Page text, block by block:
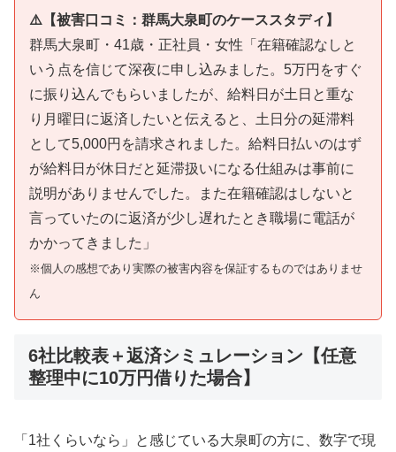
⚠️【被害口コミ：群馬大泉町のケーススタディ】
群馬大泉町・41歳・正社員・女性「在籍確認なしと
いう点を信じて深夜に申し込みました。5万円をすぐ
に振り込んでもらいましたが、給料日が土日と重な
り月曜日に返済したいと伝えると、土日分の延滞料
として5,000円を請求されました。給料日払いのはず
が給料日が休日だと延滞扱いになる仕組みは事前に
説明がありませんでした。また在籍確認はしないと
言っていたのに返済が少し遅れたとき職場に電話が
かかってきました」
※個人の感想であり実際の被害内容を保証するものではありませ
ん
6社比較表＋返済シミュレーション【任意
整理中に10万円借りた場合】
「1社くらいなら」と感じている大泉町の方に、数字で現